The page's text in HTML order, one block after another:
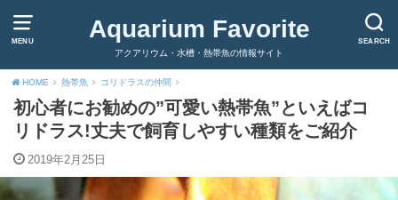
MENU SEARCH
Aquarium Favorite
アクアリウム・水槽・熱帯魚の情報サイト
HOME 熱帯魚 コリドラスの仲間
初心者にお勧めの”可愛い熱帯魚”といえばコ
リドラス!丈夫で飼育しやすい種類をご紹介
2019年2月25日